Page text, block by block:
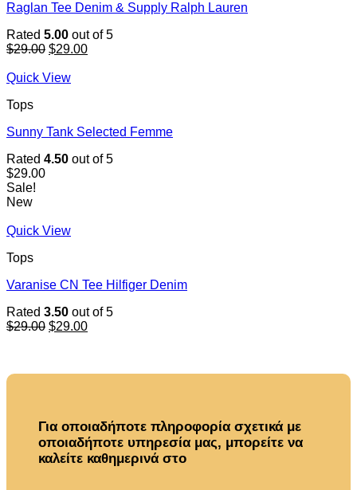
Raglan Tee Denim & Supply Ralph Lauren
Rated 5.00 out of 5
$29.00 Original
was:
$29.00Current
Quick View
Tops
Sunny Tank Selected Femme
Rated 4.50 out of 5
$29.00
Sale!
New
Quick View
Tops
Varanise CN Tee Hilfiger Denim
Rated 3.50 out of 5
$29.00 Original
$29.00Current
Για οποιαδήποτε πληροφορία σχετικά με
οποιαδήποτε υπηρεσία μας, μπορείτε να
καλείτε καθημερινά στο